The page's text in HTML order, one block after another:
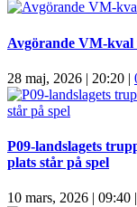
Avgörande VM-kval
28 maj, 2026 | 20:20 |
P09-landslagets
plats står på spel
10 mars, 2026 | 09:40 |